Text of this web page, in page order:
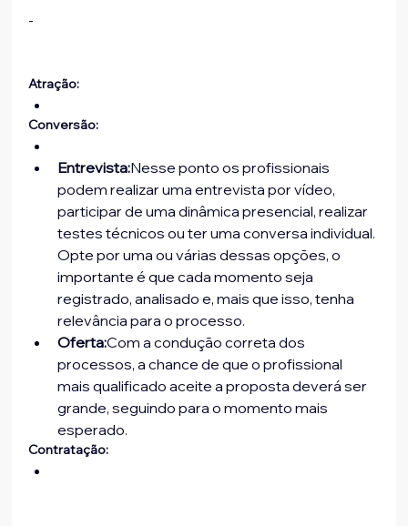
-
Atração:
Conversão:
Entrevista:Nesse ponto os profissionais
podem realizar uma entrevista por vídeo,
participar de uma dinâmica presencial, realizar
testes técnicos ou ter uma conversa individual.
Opte por uma ou várias dessas opções, o
importante é que cada momento seja
registrado, analisado e, mais que isso, tenha
relevância para o processo.
Oferta:Com a condução correta dos
processos, a chance de que o profissional
mais qualificado aceite a proposta deverá ser
grande, seguindo para o momento mais
esperado.
Contratação: